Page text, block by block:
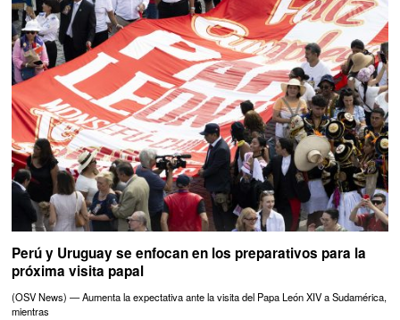
Perú y Uruguay se enfocan en los preparativos para la
próxima visita papal
(OSV News) — Aumenta la expectativa ante la visita del Papa León XIV a Sudamérica,
mientras